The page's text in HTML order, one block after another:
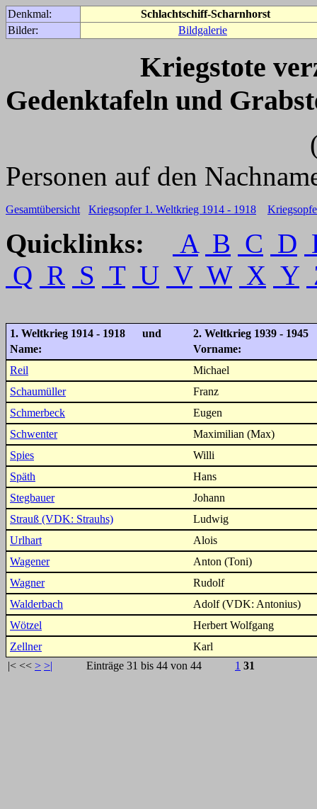
Denkmal:
Schlachtschiff-Scharnhorst
Bilder:
Bildgalerie
Kriegstote
Gedenktafeln und
(Für weitere
Personen auf den
Gesamtübersicht Kriegsopfer 1. Weltkrieg 1914 - 1918
Quicklinks: A B C D
Q R S T U V W X Y
1. Weltkrieg 1914 - 1918 und
2. Weltkrieg 1939 - 1945
Name:
Vorname:
Reil
Michael
Schaumüller
Franz
Schmerbeck
Eugen
Schwenter
Maximilian (Max)
Spies
Willi
Späth
Hans
Stegbauer
Johann
Strauß (VDK: Strauhs)
Ludwig
Urlhart
Alois
Wagener
Anton (Toni)
Wagner
Rudolf
Walderbach
Adolf (VDK: Antonius)
Wötzel
Herbert Wolfgang
Zellner
Karl
|< << > >| Einträge 31 bis 44 von 44 1 31